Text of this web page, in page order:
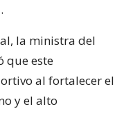
.
la ministra del
que este
al fortalecer el
y el alto